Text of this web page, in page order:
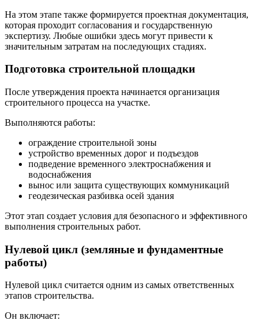
На этом этапе также формируется проектная документация,
которая проходит согласования и государственную
экспертизу. Любые ошибки здесь могут привести к
значительным затратам на последующих стадиях.
Подготовка строительной площадки
После утверждения проекта начинается организация
строительного процесса на участке.
Выполняются работы:
ограждение строительной зоны
устройство временных дорог и подъездов
подведение временного электроснабжения и
водоснабжения
вынос или защита существующих коммуникаций
геодезическая разбивка осей здания
Этот этап создает условия для безопасного и эффективного
выполнения строительных работ.
Нулевой цикл (земляные и фундаментные
работы)
Нулевой цикл считается одним из самых ответственных
этапов строительства.
Он включает: